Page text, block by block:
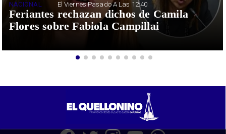
Feriantes rechazan dichos de Camila
Flores sobre Fabiola Campillai
NACIONAL El Viernes Pasado A Las 12:40